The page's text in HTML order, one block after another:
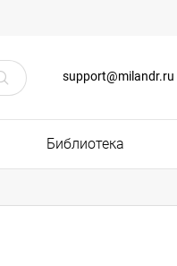
support@milandr.ru
Библиотека